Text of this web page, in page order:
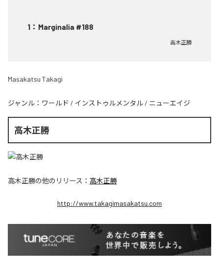
1 ： Marginalia #188
高木正勝
Masakatsu Takagi
ジャンル： ワールド / インストゥルメンタル / ニューエイジ
高木正勝
高木正勝の他のリリース： 高木正勝
http://www.takagimasakatsu.com